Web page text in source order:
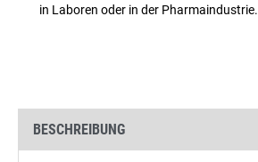
in Laboren oder in der Pharmaindustrie.
BESCHREIBUNG